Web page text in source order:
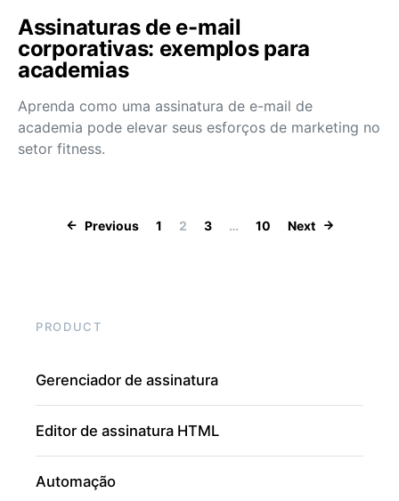
Assinaturas de e-mail
corporativas: exemplos para
academias
Aprenda como uma assinatura de e-mail de
academia pode elevar seus esforços de marketing no
setor fitness.
Paginação de
Previous 1 2 3 … 10 Next
PRODUCT
Gerenciador de assinatura
Editor de assinatura HTML
Automação